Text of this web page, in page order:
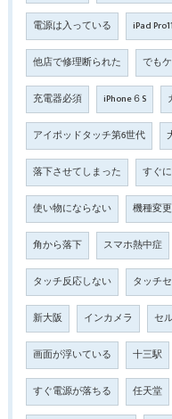
電源は入っている iPad Pro11
他店で修理断られた でも
充電器必須 iPhone６S
アイポッドタッチ第6世代
落下させてしまった すぐ
使い物にならない 機種変
角から落下 スマホ熱中症
タッチ反応しない タッチ
新大阪 インカメラ セ
画面が浮いている 十三駅
すぐ電源が落ちる 任天堂